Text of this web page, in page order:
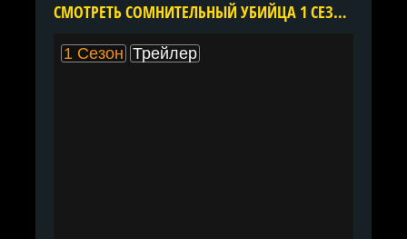
CМОТРЕТЬ СОМНИТЕЛЬНЫЙ УБИЙЦА 1 СЕЗОН ОНЛАЙН В ХОРОШЕМ КАЧЕСТВЕ ВСЕ СЕРИИ ПОДРЯД БЕСПЛАТНО
1 Сезон Трейлер